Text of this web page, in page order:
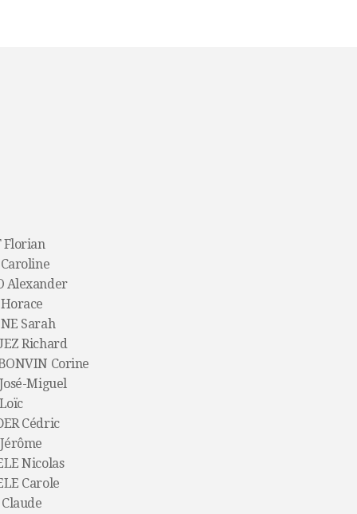
Florian
Alexander
Sarah
Richard
Corine
Miguel
Cédric
Nicolas
Carole
Claude